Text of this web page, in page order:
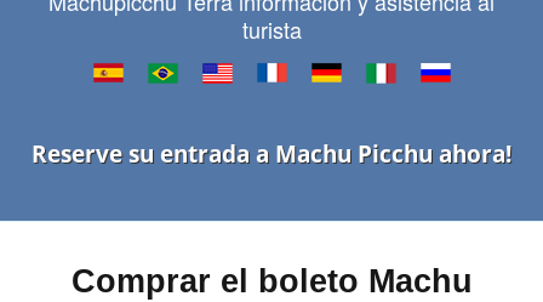
turista
Reserve su entrada a Machu Picchu ahora!
Comprar el boleto Machu